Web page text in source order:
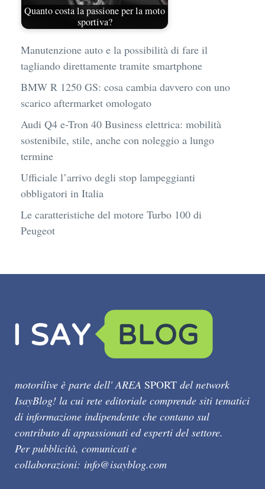
Quanto costa la passione per la moto
sportiva?
Manutenzione auto e la possibilità di fare il
tagliando direttamente tramite smartphone
BMW R 1250 GS: cosa cambia davvero con uno
scarico aftermarket omologato
Audi Q4 e-Tron 40 Business elettrica: mobilità
sostenibile, stile, anche con noleggio a lungo
termine
Ufficiale l’arrivo degli stop lampeggianti
obbligatori in Italia
Le caratteristiche del motore Turbo 100 di
Peugeot
motorilive è parte dell' AREA SPORT del network
IsayBlog! la cui rete editoriale comprende siti tematici
di informazione indipendente che contano sul
contributo di appassionati ed esperti del settore.
Per pubblicità, comunicati e
collaborazioni: info@isayblog.com